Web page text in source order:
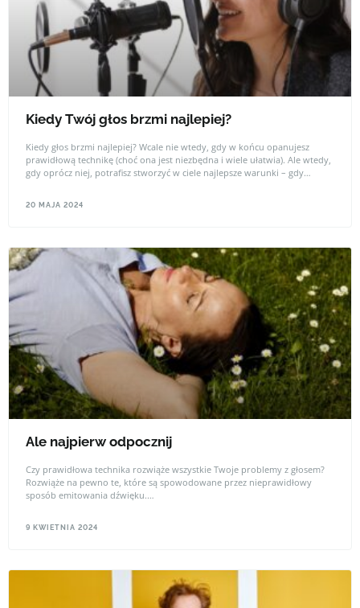
Kiedy Twój głos brzmi najlepiej?
Kiedy głos brzmi najlepiej? Wcale nie wtedy, gdy w końcu opanujesz
prawidłową technikę (choć ona jest niezbędna i wiele ułatwia). Ale wtedy,
gdy oprócz niej, potrafisz stworzyć w ciele najlepsze warunki – gdy
20 MAJA 2024
Ale najpierw odpocznij
Czy prawidłowa technika rozwiąże wszystkie Twoje problemy z głosem?
Rozwiąże na pewno te, które są spowodowane przez nieprawidłowy
sposób emitowania dźwięku.
9 KWIETNIA 2024